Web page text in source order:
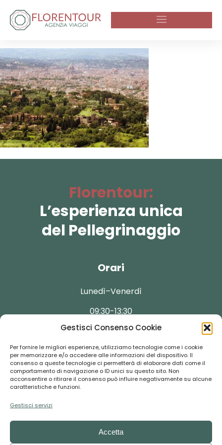
Gestisci Consenso Cookie
Per fornire le migliori esperienze, utilizziamo tecnologie come i cookie
per memorizzare e/o accedere alle informazioni del dispositivo. Il
consenso a queste tecnologie ci permetterà di elaborare dati come il
comportamento di navigazione o ID unici su questo sito. Non
acconsentire o ritirare il consenso può influire negativamente su alcune
caratteristiche e funzioni.
Gestisci servizi
Accetta
Florentour:
L’esperienza unica
del Pellegrinaggio
Orari
Lunedì–Venerdì
09:30-13:30
Contatti
+39 055-292237